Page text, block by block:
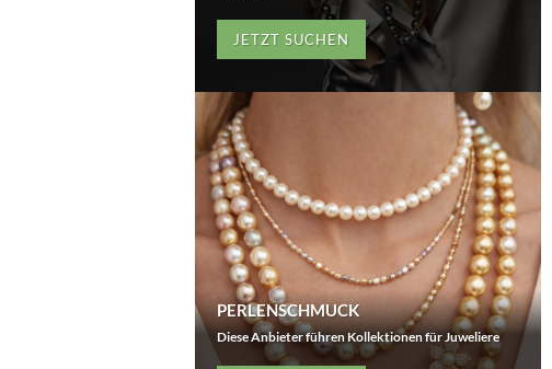
JETZT SUCHEN
PERLENSCHMUCK
Diese Anbieter führen Kollektionen für Juweliere